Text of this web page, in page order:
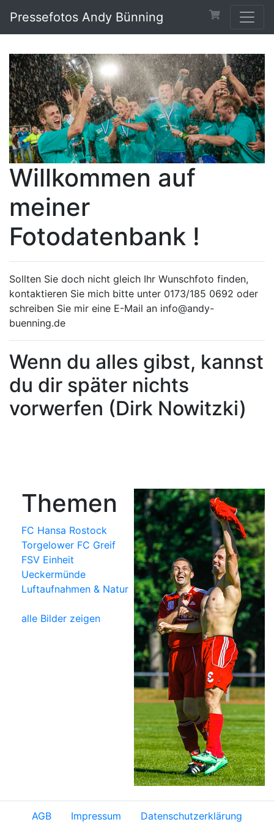
Pressefotos Andy Bünning
Willkommen auf
meiner
Fotodatenbank !
Sollten Sie doch nicht gleich Ihr Wunschfoto finden,
kontaktieren Sie mich bitte unter 0173/185 0692 oder
schreiben Sie mir eine E-Mail an info@andy-
buenning.de
Wenn du alles gibst, kannst
du dir später nichts
vorwerfen (Dirk Nowitzki)
Themen
FC Hansa Rostock
Torgelower FC Greif
FSV Einheit
Ueckermünde
Luftaufnahmen & Natur
alle Bilder zeigen
AGB Impressum Datenschutzerklärung